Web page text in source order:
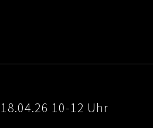
18.04.26 10-12 Uhr